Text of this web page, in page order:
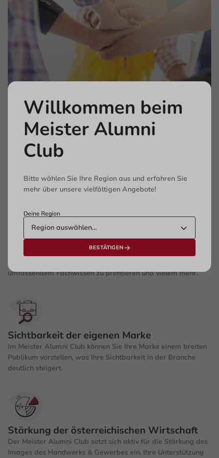
Ihre Vorteile
Branchenübergreifende Zielgruppe
Der Meister Alumni Club bietet Ihnen direkten Zugang zu
Meister:innen und Befähigten aus verschiedenen Gewerbe-
und Handwerksberufen. Dies eröffnet Ihnen die Möglichkeit,
umfassendem Fachwissen zu profitieren und vielem mehr.
Sichtbarkeit der eigenen Marke
Im Meister Alumni Club können Sie Ihre Marke einem breiten
Publikum vorstellen, was Ihre Sichtbarkeit in der Branche
deutlich steigert.
Stärkung der österreichischen Wirtschaft
Der Meister Alumni Club setzt sich aktiv für die Stärkung des
Images des Handwerks & Gewerbes ein. Ihre Unterstützung
Willkommen beim
Meister Alumni
Club
Bitte wählen Sie Ihre Region aus und erfahren Sie
mehr über unsere vielfältigen Angebote!
Deine Region
BESTÄTIGEN